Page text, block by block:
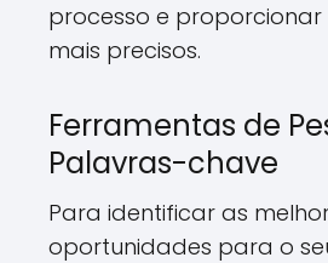
processo e
mais precisos.
Ferramentas de
Palavras-chave
Para identificar as
oportunidades para o